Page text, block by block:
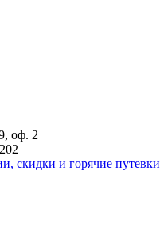
оф. 2
скидки и горячие путевки